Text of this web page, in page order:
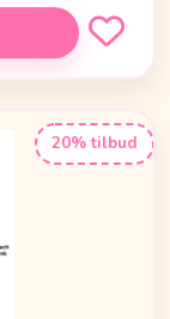
20% tilbud